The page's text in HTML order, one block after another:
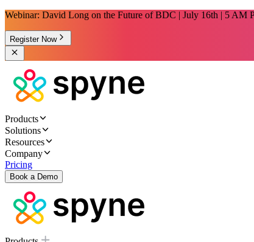
Webinar: David Long on the Future of BDC | July 16th | 5 AM
Register Now
Products
Solutions
Resources
Company
Pricing
Book a Demo